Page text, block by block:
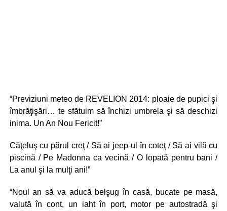
“Previziuni meteo de REVELION 2014: ploaie de pupici şi
îmbrăţişări… te sfătuim să închizi umbrela şi să deschizi
inima. Un An Nou Fericit!”
Căţeluş cu părul creţ / Să ai jeep-ul în coteţ / Să ai vilă cu
piscină / Pe Madonna ca vecină / O lopată pentru bani /
La anul şi la mulţi ani!”
“Noul an să va aducă belşug în casă, bucate pe masă,
valută în cont, un iaht în port, motor pe autostradă şi